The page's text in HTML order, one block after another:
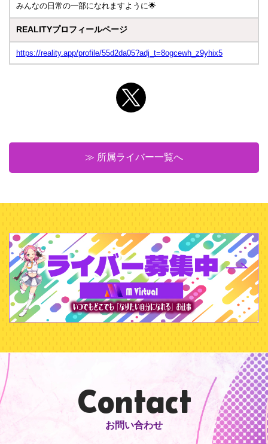
みんなの日常の一部になれますように🌟
REALITYプロフィールページ
https://reality.app/profile/55d2da05?adj_t=8ogcewh_z9yhix5
≫ 所属ライバー一覧へ
Contact
お問い合わせ